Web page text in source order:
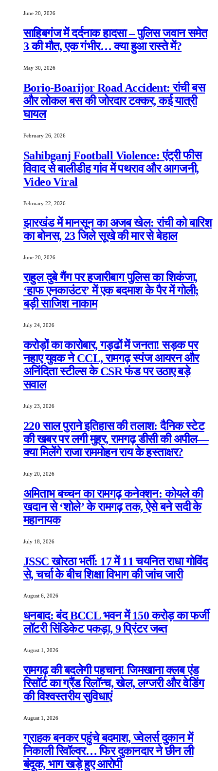
June 20, 2026
साहिबगंज में दर्दनाक हादसा – पुलिस जवान समेत
3 की मौत, एक गंभीर… क्या हुआ रास्ते में?
May 30, 2026
Borio-Boarijor Road Accident: रांची बस
और लोकल बस की जोरदार टक्कर, कई यात्री
घायल
February 26, 2026
Sahibganj Football Violence: एंट्री फीस
विवाद से बालीडीह गांव में पथराव और आगजनी,
Video Viral
February 22, 2026
झारखंड में मानसून का अजब खेल: रांची को बारिश
का बोनस, 23 जिले सूखे की मार से बेहाल
June 20, 2026
राहुल दुबे गैंग पर हजारीबाग पुलिस का शिकंजा,
‘हाफ एनकाउंटर’ में एक बदमाश के पैर में गोली;
बड़ी साजिश नाकाम
July 24, 2026
करोड़ों का कारोबार, गड्ढों में जनता! सड़क पर
नहाए युवक ने CCL, रामगढ़ स्पंज आयरन और
अनिंदिता स्टील्स के CSR फंड पर उठाए बड़े
सवाल
July 23, 2026
220 साल पुराने इतिहास की तलाश: दैनिक स्टेट
की खबर पर लगी मुहर, रामगढ़ डीसी की अपील—
क्या मिलेंगे राजा राममोहन राय के हस्ताक्षर?
July 20, 2026
अमिताभ बच्चन का रामगढ़ कनेक्शन: कोयले की
खदान से ‘शोले’ के रामगढ़ तक, ऐसे बने सदी के
महानायक
July 18, 2026
JSSC खोरठा भर्ती: 17 में 11 चयनित राधा गोविंद
से, चर्चा के बीच शिक्षा विभाग की जांच जारी
August 6, 2026
धनबाद: बंद BCCL भवन में 150 करोड़ का फर्जी
लॉटरी सिंडिकेट पकड़ा, 9 प्रिंटर जब्त
August 1, 2026
रामगढ़ की बदलेगी पहचान! जिमखाना क्लब एंड
रिसॉर्ट का ग्रैंड रिलॉन्च, खेल, लग्जरी और वेडिंग
की विश्वस्तरीय सुविधाएं
August 1, 2026
ग्राहक बनकर पहुंचे बदमाश, ज्वेलर्स दुकान में
निकाली रिवॉल्वर… फिर दुकानदार ने छीन ली
बंदूक, भाग खड़े हुए आरोपी